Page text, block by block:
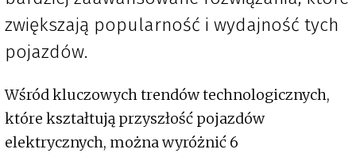
zwiększają popularność i wydajność tych
pojazdów.
Wśród kluczowych trendów technologicznych,
które kształtują przyszłość pojazdów
elektrycznych, można wyróżnić 6